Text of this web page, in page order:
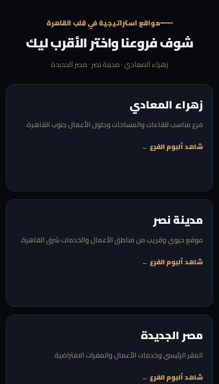
مواقع استراتيجية في قلب القاهرة
شوف فروعنا واختر الأقرب ليك
زهراء المعادي · مدينة نصر · مصر الجديدة
زهراء المعادي
فرع مناسب للقاعات والمساحات وحلول الأعمال جنوب القاهرة.
شاهد ألبوم الفرع ←
مدينة نصر
موقع حيوي وقريب من مناطق الأعمال والخدمات شرق القاهرة.
شاهد ألبوم الفرع ←
مصر الجديدة
المقر الرئيسي وخدمات الأعمال والمقرات الافتراضية.
شاهد ألبوم الفرع ←